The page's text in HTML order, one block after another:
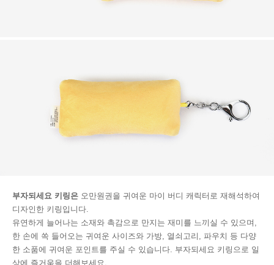
부자되세요 키링은 오만원권을 귀여운 마이 버디 캐릭터로 재해석하여
디자인한 키링입니다.
유연하게 늘어나는 소재와 촉감으로 만지는 재미를 느끼실 수 있으며,
한 손에 쏙 들어오는 귀여운 사이즈와 가방, 열쇠고리, 파우치 등 다양
한 소품에 귀여운 포인트를 주실 수 있습니다. 부자되세요 키링으로 일
상에 즐거움을 더해보세요.